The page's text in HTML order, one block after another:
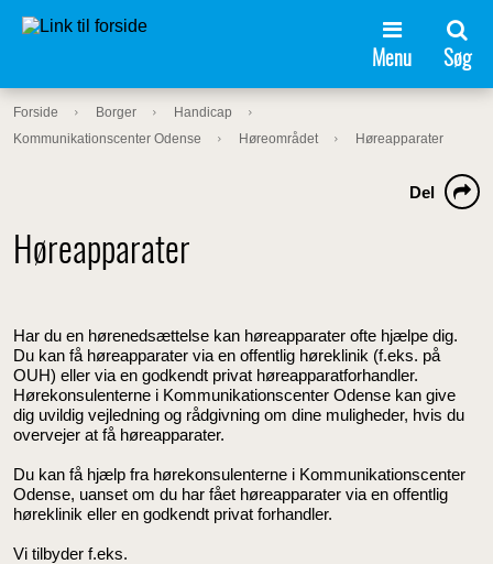
Menu Søg
Forside Borger
Handicap
Kommunikationscenter Odense
Høreområdet Høreapparater
Høreapparater
Del
Har du en hørenedsættelse kan høreapparater ofte hjælpe dig.
Du kan få høreapparater via en offentlig høreklinik (f.eks. på
OUH) eller via en godkendt privat høreapparatforhandler.
Hørekonsulenterne i Kommunikationscenter Odense kan give
dig uvildig vejledning og rådgivning om dine muligheder, hvis du
overvejer at få høreapparater.
Du kan få hjælp fra hørekonsulenterne i Kommunikationscenter
Odense, uanset om du har fået høreapparater via en offentlig
høreklinik eller en godkendt privat forhandler.
Vi tilbyder f.eks.